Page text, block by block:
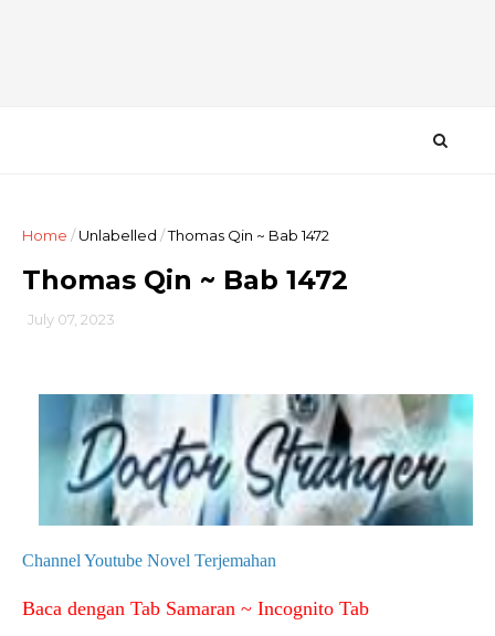
Home /Unlabelled /Thomas Qin ~ Bab 1472
Thomas Qin ~ Bab 1472
July 07, 2023
Channel Youtube Novel Terjemahan
Baca dengan Tab Samaran ~ Incognito Tab